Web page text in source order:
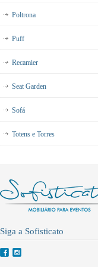
Poltrona
Puff
Recamier
Seat Garden
Sofá
Totens e Torres
Siga a Sofisticato